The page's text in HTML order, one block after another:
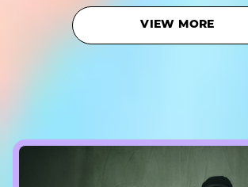
VIEW MORE